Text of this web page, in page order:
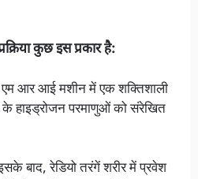
कुछ इस प्रकार है:
एम आर आई मशीन में एक शक्तिशाली
हाइड्रोजन परमाणुओं को संरेखित
बाद, रेडियो तरंगें शरीर में प्रवेश